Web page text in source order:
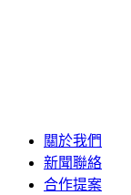
關於我們
新聞聯絡
合作提案